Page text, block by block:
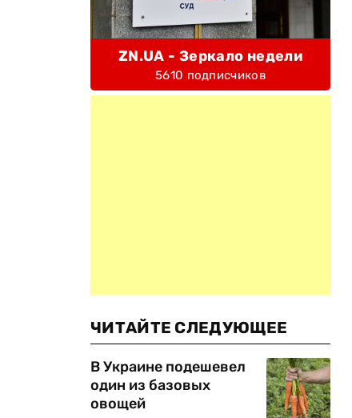
ZN.UA - Зеркало недели
5610 подписчиков
ЧИТАЙТЕ СЛЕДУЮЩЕЕ
В Украине подешевел
один из базовых
овощей